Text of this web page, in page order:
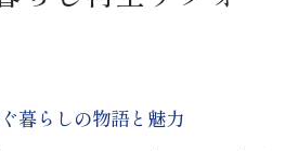
活きる伝統技法の魅力解説
で支える安心リフォーム術
を継承したリフォームの強み
暮らしの物語と魅力